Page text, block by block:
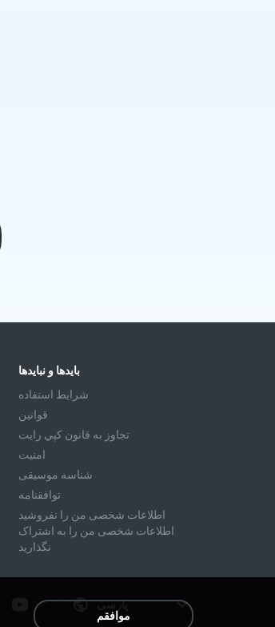
بایدها و نبایدها
شرايط استفاده
قوانين
تجاوز به قانون كپي رايت
امنیت
شناسه موسیقی
توافقنامه
اطلاعات شخصی من را نفروشید
اطلاعات شخصی من را به اشتراک
نگذارید
پارسی
موافقم